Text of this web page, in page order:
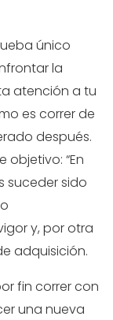
único
la
atención a tu
es correr de
después.
objetivo: “En
suceder sido
y, por otra
adquisición.
fin correr con
una nueva